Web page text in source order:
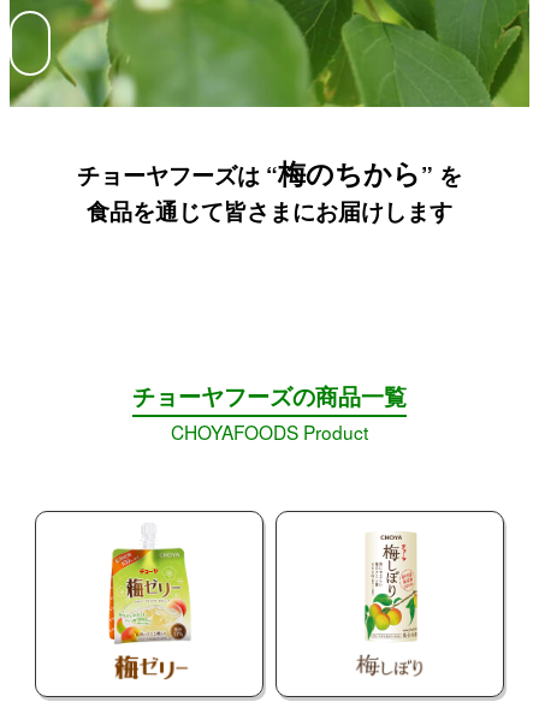
チョーヤフーズは “梅のちから” を
食品を通じて皆さまにお届けします
チョーヤフーズの商品一覧
CHOYAFOODS Product